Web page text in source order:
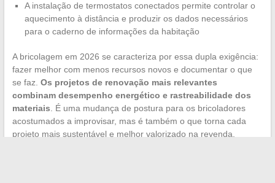
A instalação de termostatos conectados permite controlar o
aquecimento à distância e produzir os dados necessários
para o caderno de informações da habitação
A bricolagem em 2026 se caracteriza por essa dupla exigência:
fazer melhor com menos recursos novos e documentar o que
se faz. Os projetos de renovação mais relevantes
combinam desempenho energético e rastreabilidade dos
materiais. É uma mudança de postura para os bricoladores
acostumados a improvisar, mas é também o que torna cada
projeto mais sustentável e melhor valorizado na revenda.